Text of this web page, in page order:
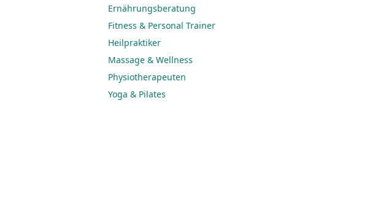
Ernährungsberatung
Fitness & Personal Trainer
Heilpraktiker
Massage & Wellness
Physiotherapeuten
Yoga & Pilates